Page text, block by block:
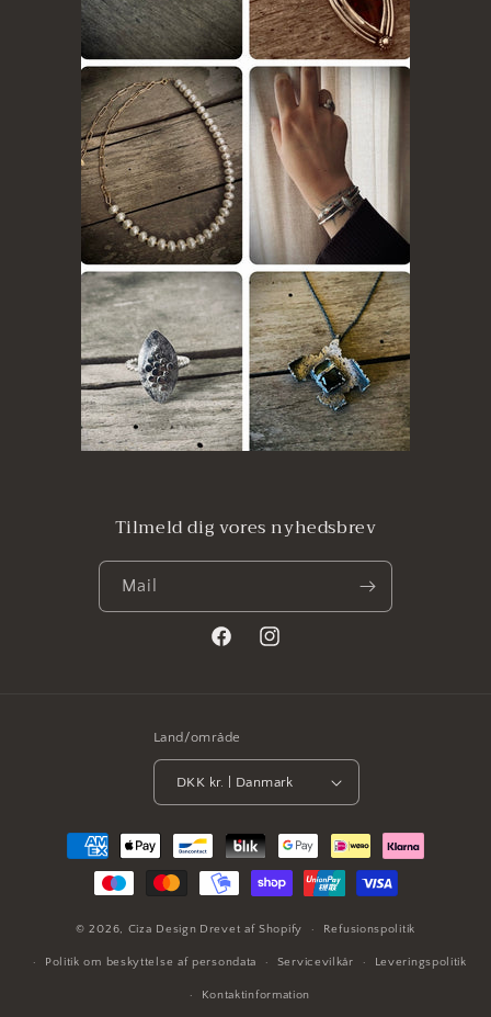
Tilmeld dig vores nyhedsbrev
Mail
FacebookInstagram
Land/område
DKK kr. | Danmark
Betalingsmetoder
© 2026, Ciza Design Drevet af Shopify Refusionspolitik
Politik om beskyttelse af persondata Servicevilkår Leveringspolitik
Kontaktinformation